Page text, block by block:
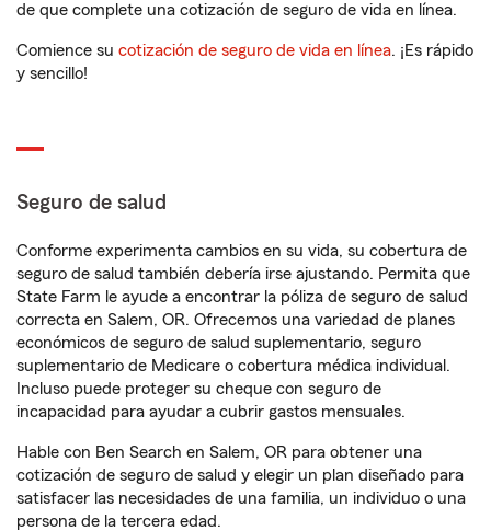
de que complete una cotización de seguro de vida en línea.
Comience su cotización de seguro de vida en línea. ¡Es rápido
y sencillo!
Seguro de salud
Conforme experimenta cambios en su vida, su cobertura de
seguro de salud también debería irse ajustando. Permita que
State Farm le ayude a encontrar la póliza de seguro de salud
correcta en Salem, OR. Ofrecemos una variedad de planes
económicos de seguro de salud suplementario, seguro
suplementario de Medicare o cobertura médica individual.
Incluso puede proteger su cheque con seguro de
incapacidad para ayudar a cubrir gastos mensuales.
Hable con Ben Search en Salem, OR para obtener una
cotización de seguro de salud y elegir un plan diseñado para
satisfacer las necesidades de una familia, un individuo o una
persona de la tercera edad.